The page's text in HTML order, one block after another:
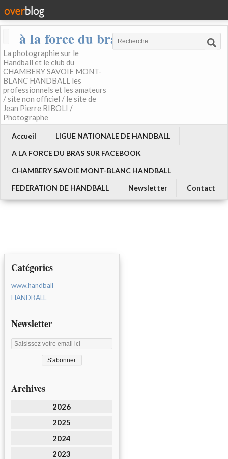
à la force du bras
La photographie sur le
Handball et le club du
CHAMBERY SAVOIE MONT-
BLANC HANDBALL les
professionnels et les amateurs
/ site non officiel / le site de
Jean Pierre RIBOLI /
Photographe
Accueil
LIGUE NATIONALE DE HANDBALL
A LA FORCE DU BRAS SUR FACEBOOK
CHAMBERY SAVOIE MONT-BLANC HANDBALL
FEDERATION DE HANDBALL
Newsletter Contact
Catégories
www.handball
HANDBALL
Newsletter
Archives
2026
2025
2024
2023